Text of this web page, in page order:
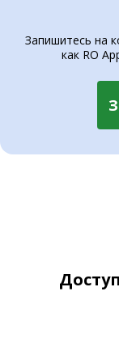
Запишитесь на
как RO